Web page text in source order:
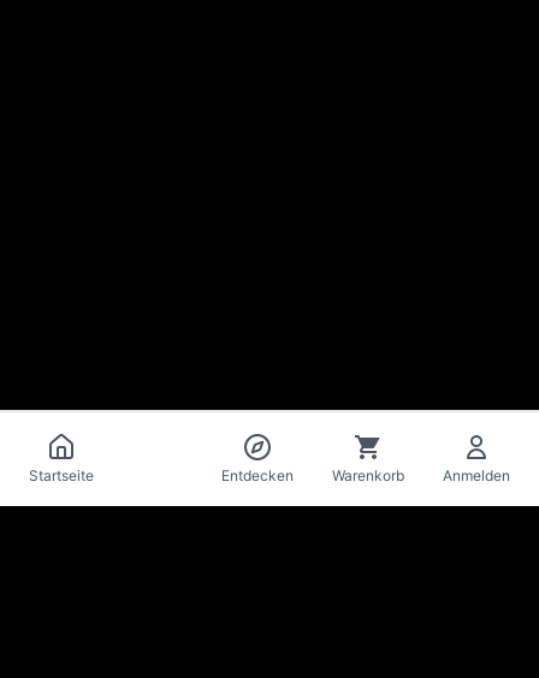
Startseite Entdecken Warenkorb Anmelden